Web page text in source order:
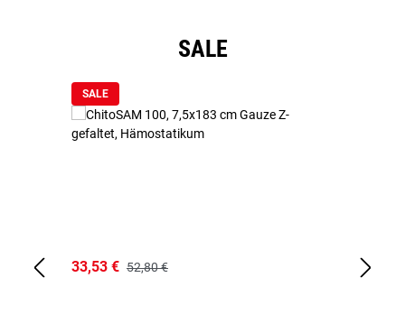
SALE
SALE
33,53 € 52,80 €